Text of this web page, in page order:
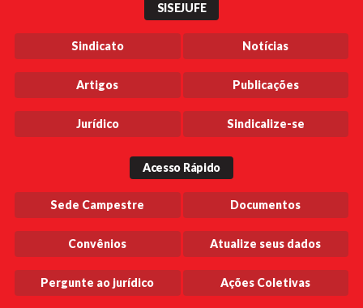
SISEJUFE
Sindicato Notícias
Artigos Publicações
Jurídico Sindicalize-se
Acesso Rápido
Sede Campestre Documentos
Convênios Atualize seus dados
Pergunte ao jurídico Ações Coletivas